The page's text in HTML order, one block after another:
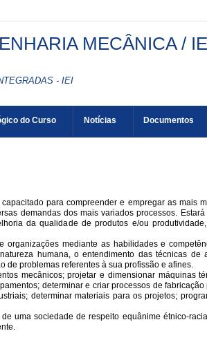
MECÂNICA /
- IEI
do Curso Notícias Documentos
para compreender e empregar as mais
demandas dos mais variados processos.
da qualidade de produtos e/ou
mediante as habilidades e
humana, o entendimento das técnicas de
de problemas referentes à sua profissão e afines.
mecânicos; projetar e dimensionar máquinas
determinar e criar processos de
determinar materiais para os projetos;
uma sociedade de respeito equânime étnico-